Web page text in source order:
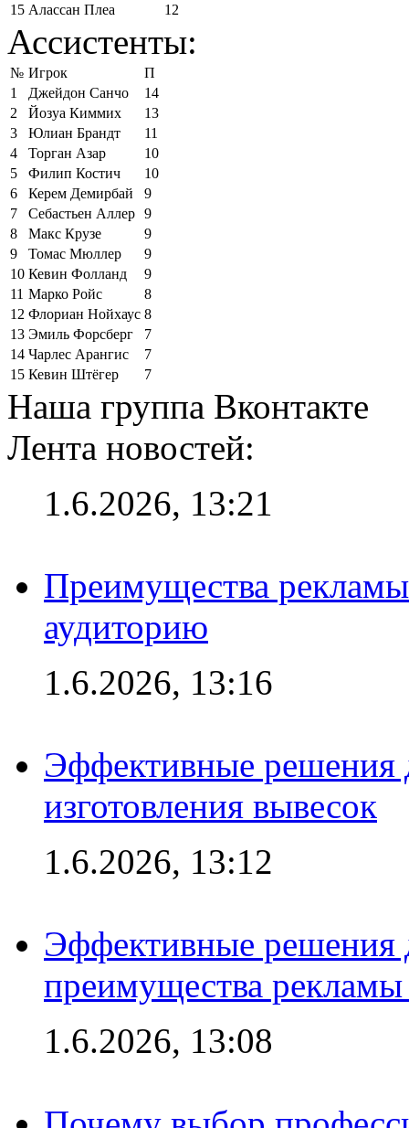
15 Алассан Плеа 12
Ассистенты:
№ Игрок
П
1
Джейдон Санчо
14
2
Йозуа Киммих
13
3
Юлиан Брандт
11
4
Торган Азар
10
5
Филип Костич
10
6
Керем Демирбай
9
7
Себастьен Аллер 9
8
Макс Крузе
9
9
Томас Мюллер
9
10 Кевин Фолланд
9
11 Марко Ройс
8
12 Флориан Нойхаус 8
13 Эмиль Форсберг
7
14 Чарлес Арангис
7
15 Кевин Штёгер 7
Наша группа Вконтакте
Лента новостей:
1.6.2026, 13:21
Преимущества
аудиторию
1.6.2026, 13:16
Эффективные решения
изготовления вывесок
1.6.2026, 13:12
Эффективные решения
преимущества рекламы
1.6.2026, 13:08